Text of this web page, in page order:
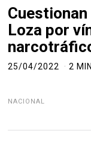
Loza por
25/04/2022 2
NACIONAL